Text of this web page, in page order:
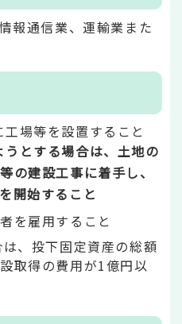
報通信業、運輸業また
場等を設置すること
とする場合は、土地の
の建設工事に着手し、
開始すること
を雇用すること
、投下固定資産の総額
取得の費用が1億円以